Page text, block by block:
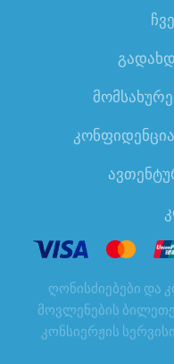
ღონისძიებები და
მოვლენების
კონსიერჟის